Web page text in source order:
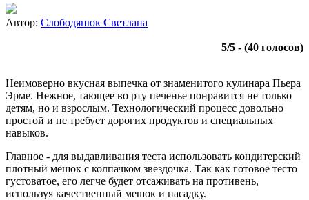
Автор: Слободянюк Светлана
5/5 - (40 голосов)
Неимоверно вкусная выпечка от знаменитого кулинара Пьера
Эрме. Нежное, тающее во рту печенье понравится не только
детям, но и взрослым. Технологический процесс довольно
простой и не требует дорогих продуктов и специальных
навыков.
Главное - для выдавливания теста использовать кондитерский
плотный мешок с колпачком звездочка. Так как готовое тесто
густоватое, его легче будет отсаживать на противень,
используя качественный мешок и насадку.